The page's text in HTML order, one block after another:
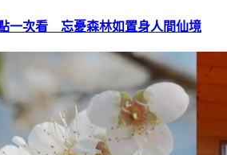
一次看 忘憂森林如置身人間仙境